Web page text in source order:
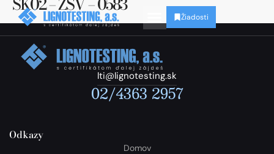
Žiadosti
lti@lignotesting.sk
02/4363 2957
Odkazy
Domov